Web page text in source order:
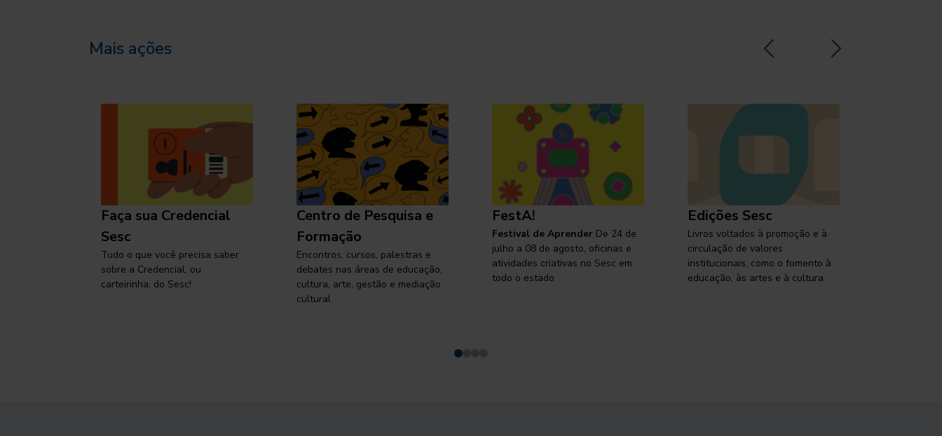
Mais ações
Faça sua Credencial
Sesc
Tudo o que você precisa saber
sobre a Credencial, ou
carteirinha, do Sesc!
Centro de Pesquisa e
Formação
Encontros, cursos, palestras e
debates nas áreas de educação,
cultura, arte, gestão e mediação
cultural
FestA!
Festival de Aprender De 24 de
julho a 08 de agosto, oficinas e
atividades criativas no Sesc em
todo o estado
Edições Sesc
Livros voltados à promoção e à
circulação de valores
institucionais, como o fomento à
educação, às artes e à cultura